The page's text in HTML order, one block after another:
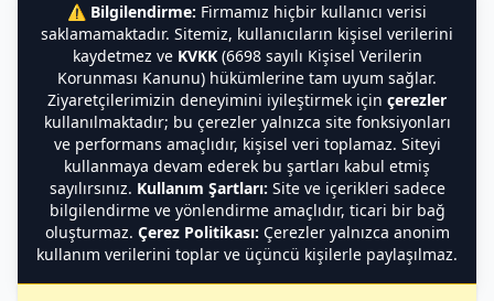
⚠️ Bilgilendirme: Firmamız hiçbir kullanıcı verisi
saklamamaktadır. Sitemiz, kullanıcıların kişisel verilerini
kaydetmez ve KVKK(6698 sayılı Kişisel Verilerin
Korunması Kanunu) hükümlerine tam uyum sağlar.
Ziyaretçilerimizin deneyimini iyileştirmek için çerezler
kullanılmaktadır; bu çerezler yalnızca site fonksiyonları
ve performans amaçlıdır, kişisel veri toplamaz. Siteyi
kullanmaya devam ederek bu şartları kabul etmiş
sayılırsınız. Kullanım Şartları: Site ve içerikleri sadece
bilgilendirme ve yönlendirme amaçlıdır, ticari bir bağ
oluşturmaz. Çerez Politikası: Çerezler yalnızca anonim
kullanım verilerini toplar ve üçüncü kişilerle paylaşılmaz.